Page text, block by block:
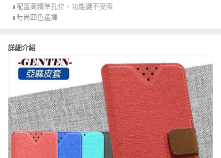
∎配置高精準孔位，功能鍵不受限
∎時尚四色選擇
詳細介紹